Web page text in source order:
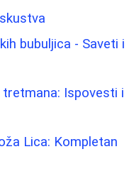
bubuljica - Saveti i
Ispovesti i
Lica: Kompletan